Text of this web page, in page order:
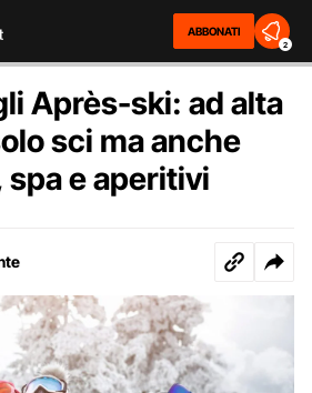
ABBONATI
2
Après-ski: ad alta
sci ma anche
e aperitivi